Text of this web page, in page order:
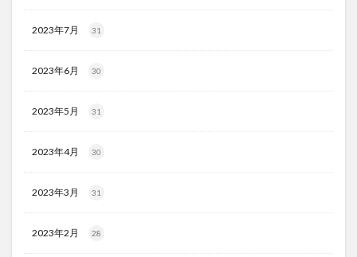
2023年7月 31
2023年6月 30
2023年5月 31
2023年4月 30
2023年3月 31
2023年2月 28